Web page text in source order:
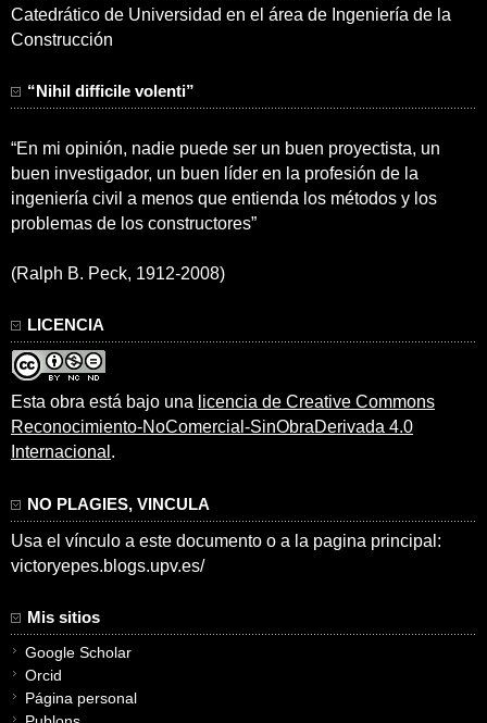
Catedrático de Universidad en el área de Ingeniería de la
Construcción
“Nihil difficile volenti”
“En mi opinión, nadie puede ser un buen proyectista, un
buen investigador, un buen líder en la profesión de la
ingeniería civil a menos que entienda los métodos y los
problemas de los constructores”
(Ralph B. Peck, 1912-2008)
LICENCIA
Esta obra está bajo una licencia de Creative Commons
Reconocimiento-NoComercial-SinObraDerivada 4.0
Internacional .
NO PLAGIES, VINCULA
Usa el vínculo a este documento o a la pagina principal:
victoryepes.blogs.upv.es/
Mis sitios
Google Scholar
Orcid
Página personal